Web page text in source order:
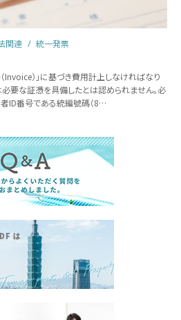
関連 統一発票
Invoice）」に基づき費用計上しなければなり
要な証憑を具備したとは認められません。必
ID番号である統編號碼（8…